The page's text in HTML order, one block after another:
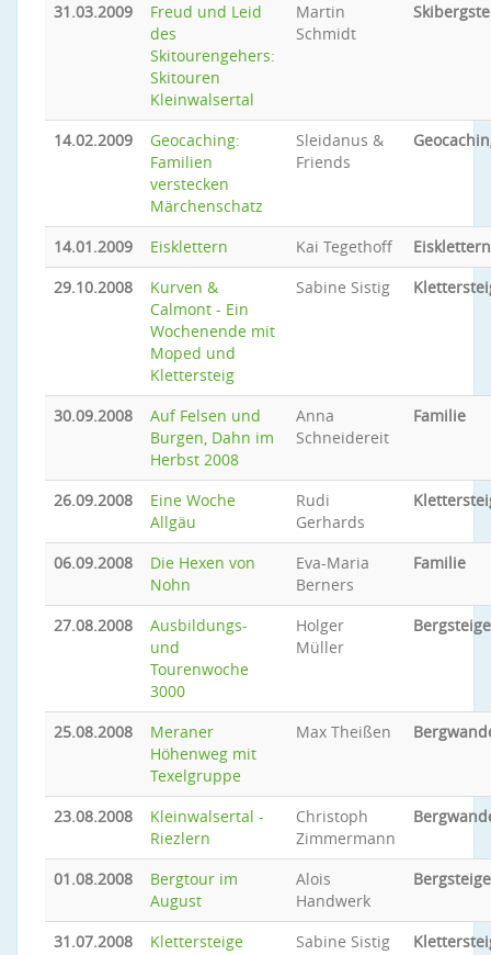
31.03.2009
Freud und Leid
des
Skitourengehers:
Skitouren
Kleinwalsertal
Martin
Schmidt
14.02.2009
Geocaching:
Familien
verstecken
Märchenschatz
Sleidanus &
Friends
14.01.2009 Eisklettern Kai Tegethoff
Eisklettern
29.10.2008
Kurven &
Calmont - Ein
Wochenende mit
Moped und
Klettersteig
Sabine Sistig
30.09.2008
Auf Felsen und
Burgen, Dahn im
Herbst 2008
Anna
Schneidereit
Familie
26.09.2008
Eine Woche
Allgäu
Rudi
Gerhards
06.09.2008
Die Hexen von
Nohn
Eva-Maria
Berners
Familie
27.08.2008
Ausbildungs-
und
Tourenwoche
3000
Holger
Müller
25.08.2008
Meraner
Höhenweg mit
Texelgruppe
Max Theißen
23.08.2008
Kleinwalsertal -
Riezlern
Christoph
Zimmermann
01.08.2008
Bergtour im
August
Alois
Handwerk
31.07.2008
Klettersteige
Sabine Sistig